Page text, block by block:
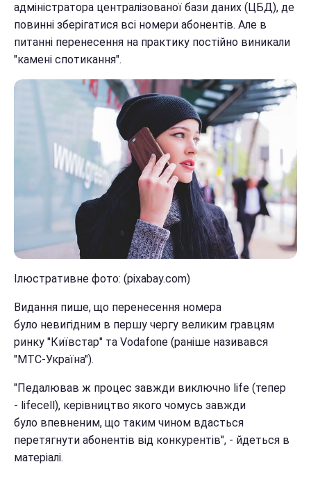
адміністратора централізованої бази даних (ЦБД), де
повинні зберігатися всі номери абонентів. Але в
питанні перенесення на практику постійно виникали
"камені спотикання".
Ілюстративне фото: (pixabay.com)
Видання пише, що перенесення номера
було невигідним в першу чергу великим гравцям
ринку "Київстар" та Vodafone (раніше називався
"МТС-Україна").
"Педалював ж процес завжди виключно life (тепер
- lifecell), керівництво якого чомусь завжди
було впевненим, що таким чином вдасться
перетягнути абонентів від конкурентів", - йдеться в
матеріалі.